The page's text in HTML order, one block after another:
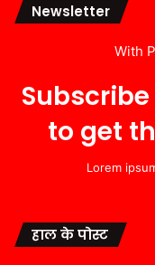
Newsletter
With
to get
Lorem
हाल के पोस्ट